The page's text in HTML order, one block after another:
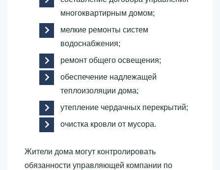
многоквартирным домом;
мелкие ремонты систем
водоснабжения;
ремонт общего освещения;
обеспечение надлежащей
теплоизоляции дома;
утепление чердачных перекрытий;
очистка кровли от мусора.
Жители дома могут контролировать
обязанности управляющей компании по